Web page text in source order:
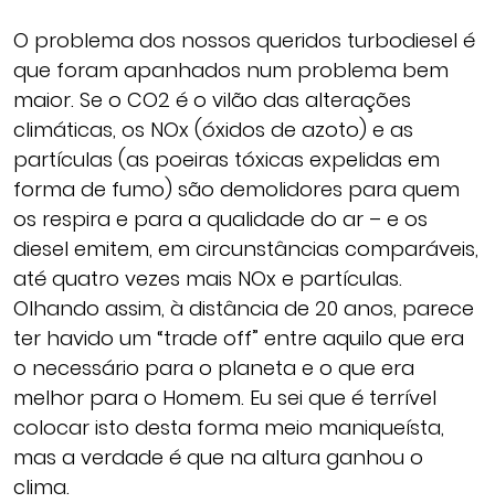
O problema dos nossos queridos turbodiesel é
que foram apanhados num problema bem
maior. Se o CO2 é o vilão das alterações
climáticas, os NOx (óxidos de azoto) e as
partículas (as poeiras tóxicas expelidas em
forma de fumo) são demolidores para quem
os respira e para a qualidade do ar – e os
diesel emitem, em circunstâncias comparáveis,
até quatro vezes mais NOx e partículas.
Olhando assim, à distância de 20 anos, parece
ter havido um “trade off” entre aquilo que era
o necessário para o planeta e o que era
melhor para o Homem. Eu sei que é terrível
colocar isto desta forma meio maniqueísta,
mas a verdade é que na altura ganhou o
clima.